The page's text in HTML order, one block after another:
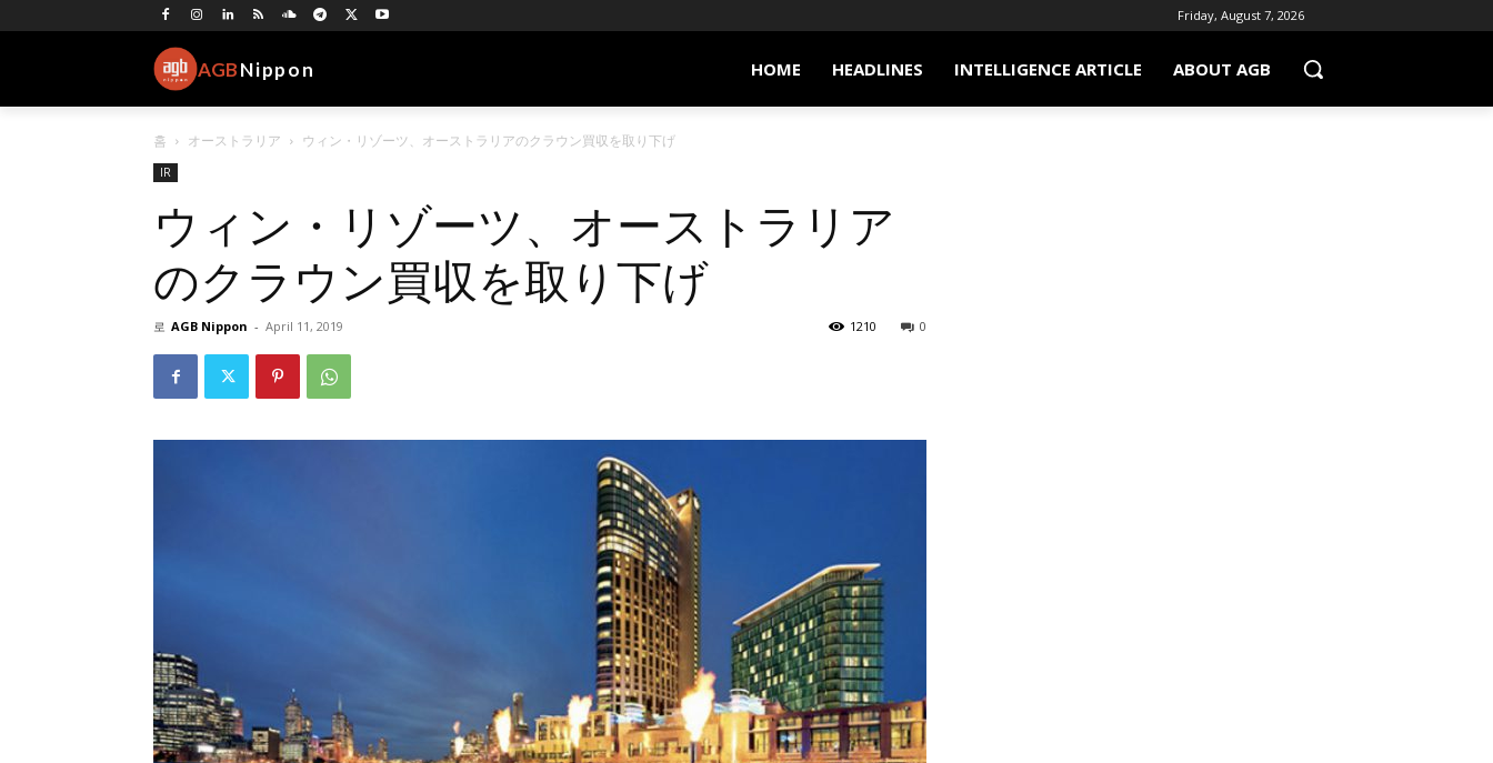
Friday, August 7, 2026
AGBNippon HOME HEADLINES INTELLIGENCE ARTICLE ABOUT AGB
홈 オーストラリア ウィン・リゾーツ、オーストラリアのクラウン買収を取り下げ
IR
ウィン・リゾーツ、オーストラリア
のクラウン買収を取り下げ
로 AGB Nippon - April 11, 2019 0
1210